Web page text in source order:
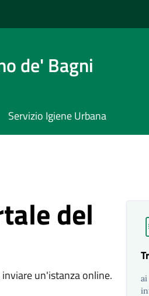
de' Bagni
Servizio Igiene Urbana
del
un'istanza online.